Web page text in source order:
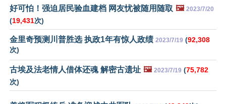
好可怕！强迫居民验血建档 网友忧被随用随取 🖼️ 2023/7/20
(19,431次)
金里奇预测川普胜选 执政1年有惊人政绩 2023/7/19 (92,308
次)
古埃及法老情人借体还魂 解密古遗址 🖼️ 2023/7/19 (75,782
次)